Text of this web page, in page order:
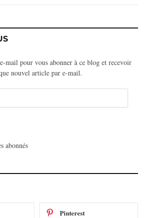
mail pour vous abonner à ce blog et recevoir
nouvel article par e-mail.
abonnés
Pinterest